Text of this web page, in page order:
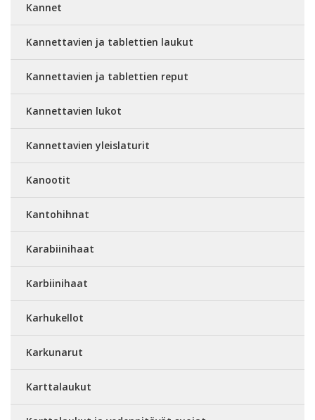
Kannet
Kannettavien ja tablettien laukut
Kannettavien ja tablettien reput
Kannettavien lukot
Kannettavien yleislaturit
Kanootit
Kantohihnat
Karabiinihaat
Karbiinihaat
Karhukellot
Karkunarut
Karttalaukut